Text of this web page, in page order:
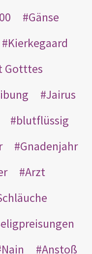
Gänse
Kierkegaard
Gotttes
Jairus
blutflüssig
Gnadenjahr
Arzt
Nain
Anstoß